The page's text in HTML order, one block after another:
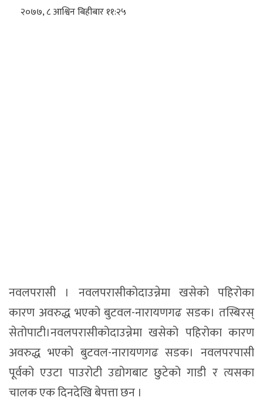
२०७७, ८ आश्विन बिहीबार ११:२५
नवलपरासी । नवलपरासीकोदाउन्नेमा खसेको पहिरोका
कारण अवरुद्ध भएको बुटवल-नारायणगढ सडक। तस्बिरस्
सेतोपाटी।नवलपरासीकोदाउन्नेमा खसेको पहिरोका कारण
अवरुद्ध भएको बुटवल-नारायणगढ सडक। नवलपरपासी
पूर्वको एउटा पाउरोटी उद्योगबाट छुटेको गाडी र त्यसका
चालक एक दिनदेखि बेपत्ता छन ।